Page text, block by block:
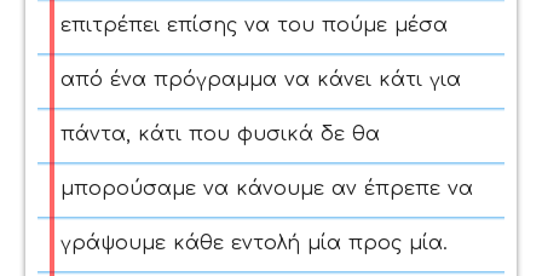
επιτρέπει επίσης να του πούμε μέσα
από ένα πρόγραμμα να κάνει κάτι για
πάντα, κάτι που φυσικά δε θα
μπορούσαμε να κάνουμε αν έπρεπε να
γράψουμε κάθε εντολή μία προς μία.